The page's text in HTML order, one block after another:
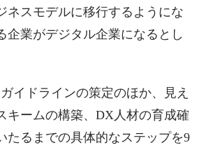
ネスモデルに移行するようにな
企業がデジタル企業になるとし
イドラインの策定のほか、見え
キームの構築、DX人材の育成確
たるまでの具体的なステップを9